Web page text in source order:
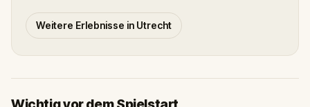
Weitere Erlebnisse in Utrecht